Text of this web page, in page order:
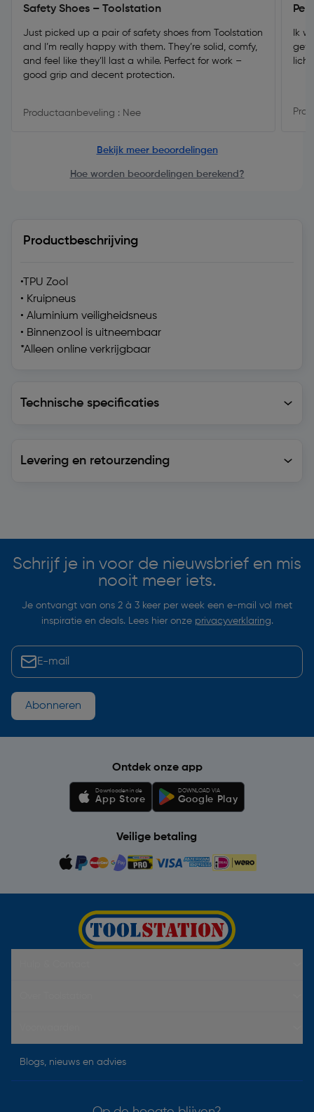
Safety Shoes – Toolstation
Just picked up a pair of safety shoes from Toolstation
and I’m really happy with them. They’re solid, comfy,
and feel like they’ll last a while. Perfect for work –
good grip and decent protection.
Productaanbeveling : Nee
Ik
Bekijk meer beoordelingen
Hoe worden beoordelingen berekend?
Productbeschrijving
•TPU Zool
• Kruipneus
• Aluminium veiligheidsneus
• Binnenzool is uitneembaar
*Alleen online verkrijgbaar
Technische specificaties
Levering en retourzending
Schrijf je in voor de nieuwsbrief en mis
nooit meer iets.
Je ontvangt van ons 2 à 3 keer per week een e-mail vol met
inspiratie en deals. Lees hier onze privacyverklaring.
Abonneren
Ontdek onze app
Downloaden in de
App Store
DOWNLOAD VIA
Google Play
Veilige betaling
Blogs, nieuws en advies